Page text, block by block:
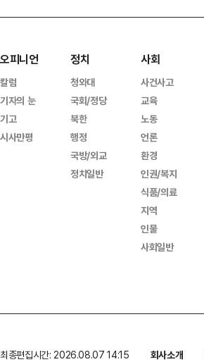
오피니언
칼럼
기자의 눈
기고
시사만평
정치
청와대
국회/정당
북한
행정
국방/외교
정치일반
사회
사건사고
교육
노동
언론
환경
인권/복지
식품/의료
지역
인물
사회일반
최종편집시간: 2026.08.07 14:15 회사소개